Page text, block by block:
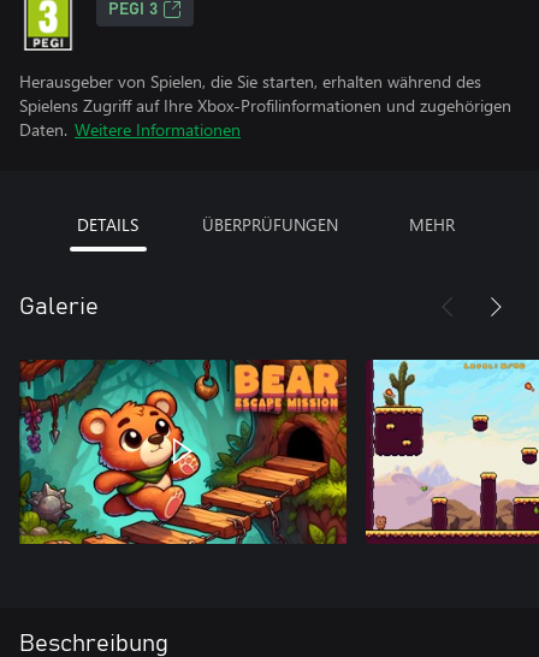
PEGI 3
Herausgeber von Spielen, die Sie starten, erhalten während des
Spielens Zugriff auf Ihre Xbox-Profilinformationen und zugehörigen
Daten. Weitere Informationen
DETAILS ÜBERPRÜFUNGEN MEHR
Galerie
Beschreibung